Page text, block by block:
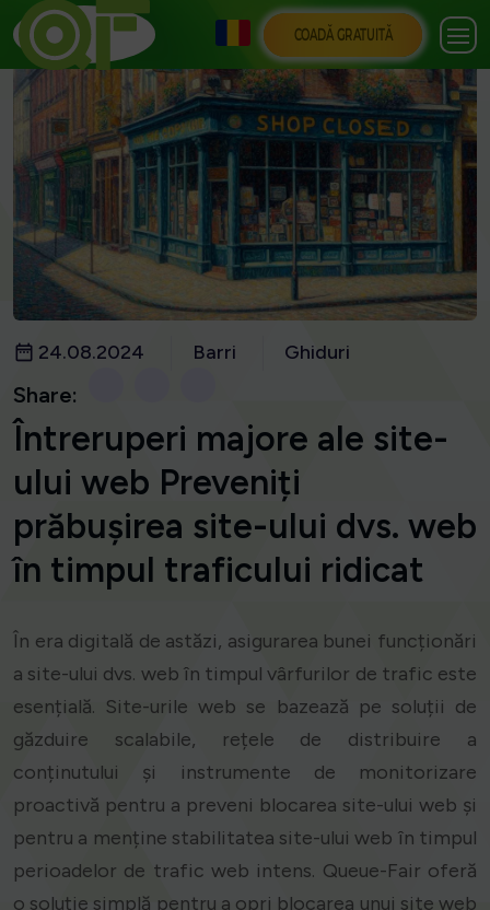
COADĂ GRATUITĂ
24.08.2024 Barri Ghiduri
Share:
Întreruperi majore ale site-
ului web Preveniți
prăbușirea site-ului dvs. web
în timpul traficului ridicat
În era digitală de astăzi, asigurarea bunei funcționări
a site-ului dvs. web în timpul vârfurilor de trafic este
esențială. Site-urile web se bazează pe soluții de
găzduire scalabile, rețele de distribuire a
conținutului și instrumente de monitorizare
proactivă pentru a preveni blocarea site-ului web și
pentru a menține stabilitatea site-ului web în timpul
perioadelor de trafic web intens. Queue-Fair oferă
o soluție simplă pentru a opri blocarea unui site web